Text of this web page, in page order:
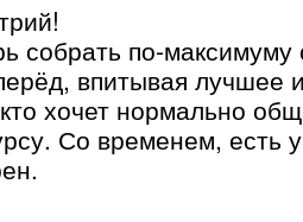
собрать по-
впитывая лучшее
хочет нормально
Со временем, есть